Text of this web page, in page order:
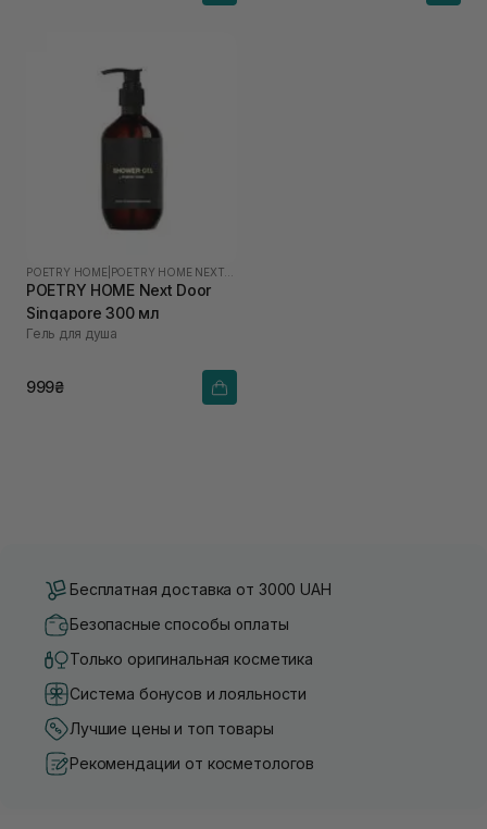
POETRY HOME
POETRY HOME Next Door
Singapore 300 мл
Гель для душа
999₴
Бесплатная доставка от 3000 UAH
Безопасные способы оплаты
Только оригинальная косметика
Система бонусов и лояльности
Лучшие цены и топ товары
Рекомендации от косметологов